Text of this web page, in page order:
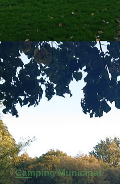
Camping Municipal